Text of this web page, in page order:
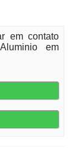
em contato
em